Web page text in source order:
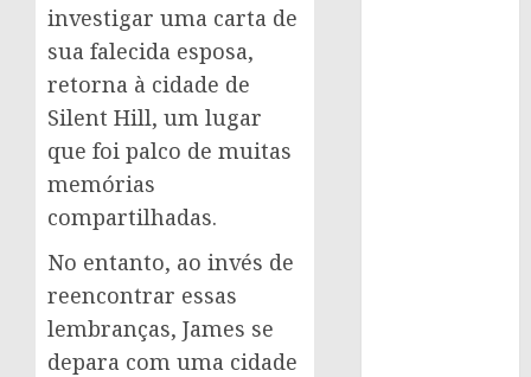
investigar uma carta de
sua falecida esposa,
retorna à cidade de
Silent Hill, um lugar
que foi palco de muitas
memórias
compartilhadas.
No entanto, ao invés de
reencontrar essas
lembranças, James se
depara com uma cidade